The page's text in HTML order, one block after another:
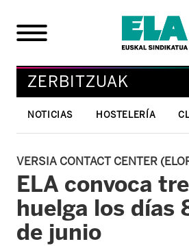
ZERBITZUAK
NOTICIAS HOSTELERÍA
VERSIA CONTACT CENTER
ELA convoca
huelga los días
de junio